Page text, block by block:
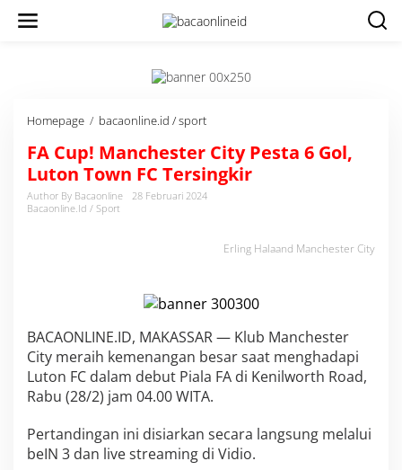
Homepage / bacaonline.id / sport
C
u
p
!
e
s
t
e
r
C
i
y
P
e
FA Cup! Manchester City Pesta 6 Gol,
Luton Town FC Tersingkir
Author By Bacaonline
28 Februari 2024
Bacaonline.id / Sport
Erling Halaand Manchester City
BACAONLINE.ID, MAKASSAR — Klub Manchester
City meraih kemenangan besar saat menghadapi
Luton FC dalam debut Piala FA di Kenilworth Road,
Rabu (28/2) jam 04.00 WITA.
Pertandingan ini disiarkan secara langsung melalui
beIN 3 dan live streaming di Vidio.